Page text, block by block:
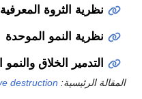
نظرية الثروة
نظرية النمو الموحدة
التدمير الخلاق
المقالة الرئيسية: destruction